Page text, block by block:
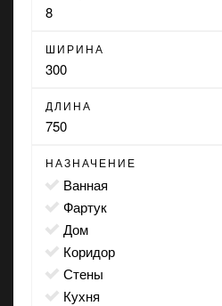
8
ШИРИНА
300
ДЛИНА
750
НАЗНАЧЕНИЕ
ванная
фартук
дом
коридор
стены
кухня